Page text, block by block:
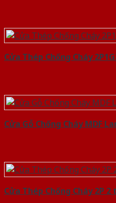
Cửa Thép Chống Cháy
Cửa Gỗ Chống Cháy MDF
Cửa Thép Chống Cháy 2P